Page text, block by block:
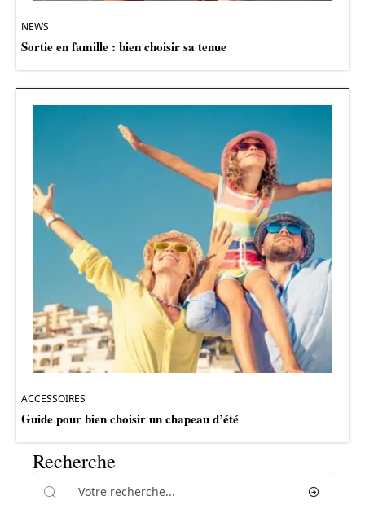
NEWS
Sortie en famille : bien choisir sa tenue
ACCESSOIRES
Guide pour bien choisir un chapeau d’été
Recherche